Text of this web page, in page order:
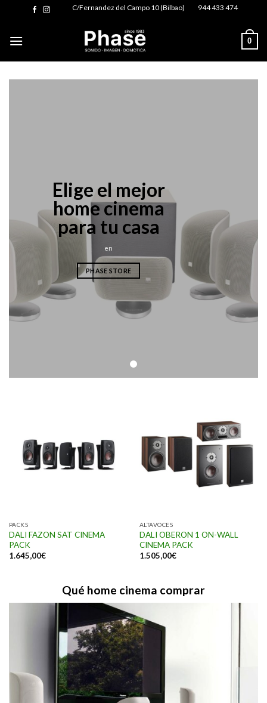
content
C/Fernandez del Campo 10 (Bilbao) 944 433 474
0
Elige el mejor
home cinema
para tu casa
en
PHASE STORE
PACKS
DALI FAZON SAT CINEMA
PACK
1.645,00€
ALTAVOCES
DALI OBERON 1 ON-WALL
CINEMA PACK
1.505,00€
Qué home cinema comprar